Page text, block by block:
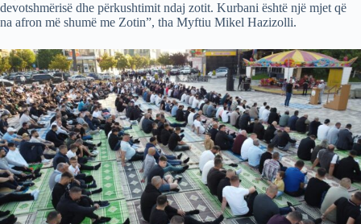
devotshmërisë dhe përkushtimit ndaj zotit. Kurbani është një mjet që
na afron më shumë me Zotin”, tha Myftiu Mikel Hazizolli.